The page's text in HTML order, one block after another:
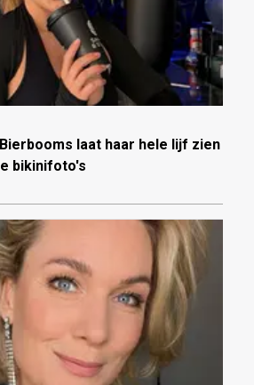
laat haar hele lijf zien
bikinifoto's